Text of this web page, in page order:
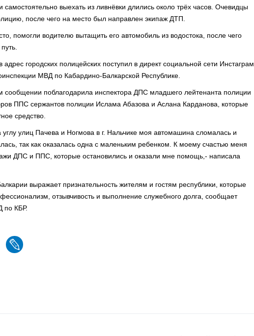
самостоятельно выехать из ливнёвки длились около трёх часов. Очевидцы
после чего на место был направлен экипаж ДТП.
помогли водителю вытащить его автомобиль из водостока, после чего
городских полицейских поступил в директ социальной сети Инстаграм
МВД по Кабардино-Балкарской Республике.
сообщении поблагодарила инспектора ДПС младшего лейтенанта полиции
ППС сержантов полиции Ислама Абазова и Аслана Карданова, которые
средство.
улиц Пачева и Ногмова в г. Нальчике моя автомашина сломалась и
так как оказалась одна с маленьким ребенком. К моему счастью меня
ДПС и ППС, которые остановились и оказали мне помощь,- написала
выражает признательность жителям и гостям республики, которые
отзывчивость и выполнение служебного долга, сообщает
по КБР.